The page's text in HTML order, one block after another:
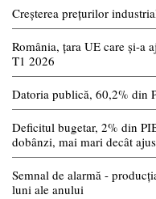
Creșterea prețurilor
România, țara UE care și-a
T1 2026
Datoria publică, 60,2% din
Deficitul bugetar, 2% din
dobânzi, mai mari decât
Semnal de alarmă -
luni ale anului